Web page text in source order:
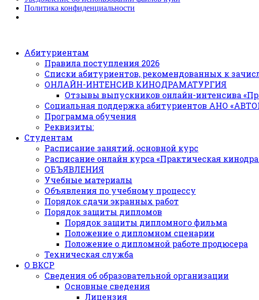
Политика конфиденциальности
Абитуриентам
Правила поступления 2026
Списки абитуриентов, рекомендованных к
ОНЛАЙН-ИНТЕНСИВ КИНОДРАМАТУРГИЯ
Отзывы выпускников онлайн-интенсива
Социальная поддержка абитуриентов АНО
Программа обучения
Реквизиты:
Студентам
Расписание занятий, основной курс
Расписание онлайн курса «Практическая
ОБЪЯВЛЕНИЯ
Учебные материалы
Объявления по учебному процессу
Порядок сдачи экранных работ
Порядок защиты дипломов
Порядок защиты дипломного фильма
Положение о дипломном сценарии
Положение о дипломной работе продюсера
Техническая служба
О ВКСР
Сведения об образовательной организации
Основные сведения
Лицензия